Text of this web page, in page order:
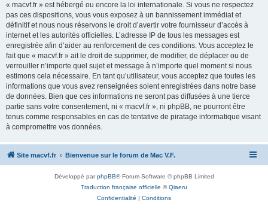
« macvf.fr » est hébergé ou encore la loi internationale. Si vous ne respectez
pas ces dispositions, vous vous exposez à un bannissement immédiat et
définitif et nous nous réservons le droit d’avertir votre fournisseur d’accès à
internet et les autorités officielles. L’adresse IP de tous les messages est
enregistrée afin d’aider au renforcement de ces conditions. Vous acceptez le
fait que « macvf.fr » ait le droit de supprimer, de modifier, de déplacer ou de
verrouiller n’importe quel sujet et message à n’importe quel moment si nous
estimons cela nécessaire. En tant qu’utilisateur, vous acceptez que toutes les
informations que vous avez renseignées soient enregistrées dans notre base
de données. Bien que ces informations ne seront pas diffusées à une tierce
partie sans votre consentement, ni « macvf.fr », ni phpBB, ne pourront être
tenus comme responsables en cas de tentative de piratage informatique visant
à compromettre vos données.
Site macvf.fr Bienvenue sur le forum de Mac V.F.
Développé parphpBB® Forum Software © phpBB Limited
Traduction française officielle ©Qiaeru
Confidentialité | Conditions